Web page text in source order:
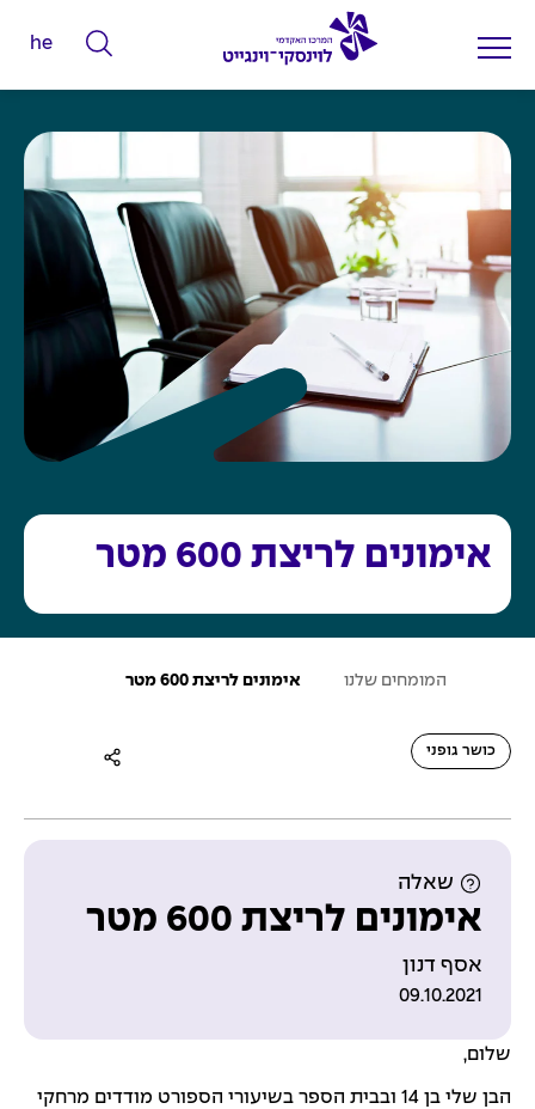
ה
ק
מ
י
ם
ל
פ
ש
he
אימונים לריצת 600 מטר
ה
ב
המומחים שלנו אימונים לריצת 600 מטר
כושר גופני
שאלה
אימונים לריצת 600 מטר
אסף דנון
09.10.2021
שלום,
הבן שלי בן 14 ובבית הספר בשיעורי הספורט מודדים מרחקי